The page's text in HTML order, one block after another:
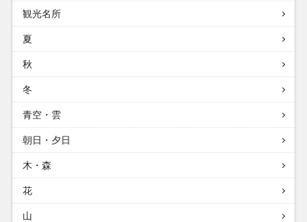
観光名所
夏
秋
冬
青空・雲
朝日・夕日
木・森
花
山